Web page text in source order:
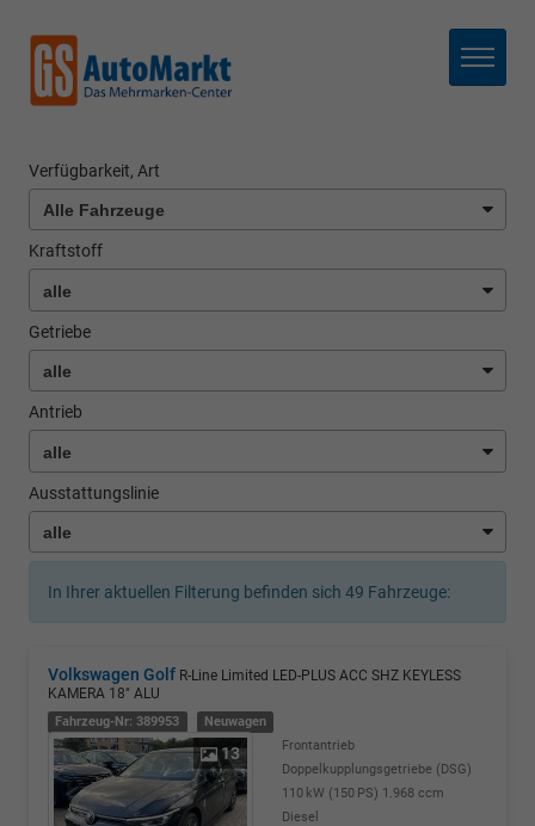
Menü
Verfügbarkeit, Art
Kraftstoff
Getriebe
Antrieb
Ausstattungslinie
In Ihrer aktuellen Filterung befinden sich 49 Fahrzeuge:
Volkswagen Golf R-Line Limited LED-PLUS ACC SHZ KEYLESS
KAMERA 18" ALU
Fahrzeug-Nr: 389953 Neuwagen
13
Frontantrieb
Doppelkupplungsgetriebe (DSG)
110 kW (150 PS) 1.968 ccm
Diesel